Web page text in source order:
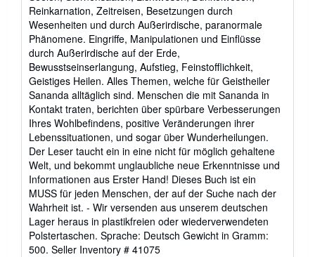
Reinkarnation, Zeitreisen, Besetzungen durch
Wesenheiten und durch Außerirdische, paranormale
Phänomene. Eingriffe, Manipulationen und Einflüsse
durch Außerirdische auf der Erde,
Bewusstseinserlangung, Aufstieg, Feinstofflichkeit,
Geistiges Heilen. Alles Themen, welche für Geistheiler
Sananda alltäglich sind. Menschen die mit Sananda in
Kontakt traten, berichten über spürbare Verbesserungen
Ihres Wohlbefindens, positive Veränderungen ihrer
Lebenssituationen, und sogar über Wunderheilungen.
Der Leser taucht ein in eine nicht für möglich gehaltene
Welt, und bekommt unglaubliche neue Erkenntnisse und
Informationen aus Erster Hand! Dieses Buch ist ein
MUSS für jeden Menschen, der auf der Suche nach der
Wahrheit ist. - Wir versenden aus unserem deutschen
Lager heraus in plastikfreien oder wiederverwendeten
Polstertaschen. Sprache: Deutsch Gewicht in Gramm:
500. Seller Inventory # 41075